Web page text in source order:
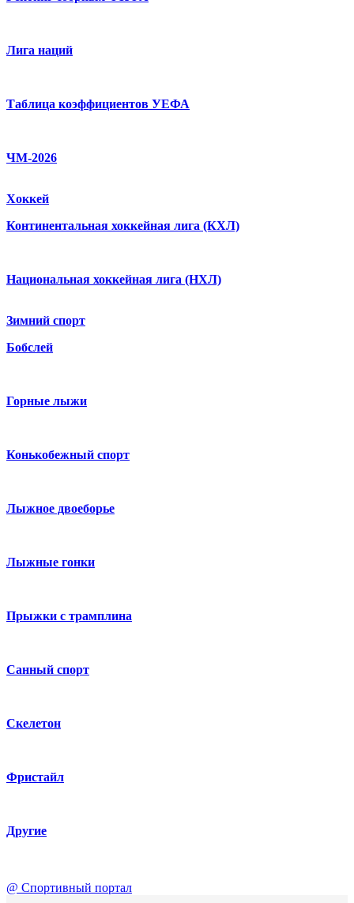
Лига наций
Таблица коэффициентов УЕФА
ЧМ-2026
Хоккей
Континентальная хоккейная лига (КХЛ)
Национальная хоккейная лига (НХЛ)
Зимний спорт
Бобслей
Горные лыжи
Конькобежный спорт
Лыжное двоеборье
Лыжные гонки
Прыжки с трамплина
Санный спорт
Скелетон
Фристайл
Другие
@ Спортивный портал